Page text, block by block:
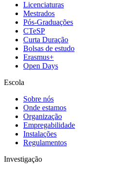
Licenciaturas
Mestrados
Pós-Graduações
CTeSP
Curta Duração
Bolsas de estudo
Erasmus+
Open Days
Escola
Sobre nós
Onde estamos
Organização
Empregabilidade
Instalações
Regulamentos
Investigação